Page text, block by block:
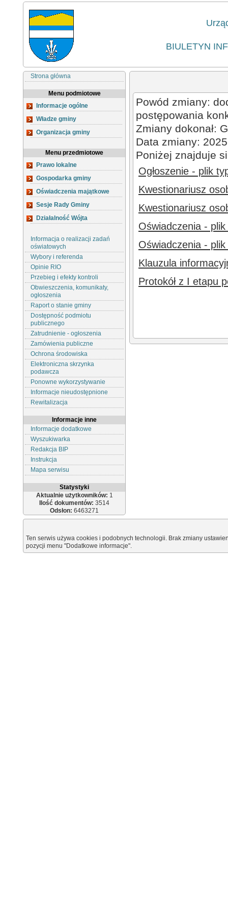
BIULETYN
Strona główna
Menu podmiotowe
Informacje ogólne
Władze gminy
Organizacja gminy
Menu przedmiotowe
Prawo lokalne
Gospodarka gminy
Oświadczenia majątkowe
Sesje Rady Gminy
Działalność Wójta
Informacja o realizacji zadań
oświatowych
Wybory i referenda
Opinie RIO
Przebieg i efekty kontroli
Obwieszczenia, komunikaty,
ogłoszenia
Raport o stanie gminy
Dostępność podmiotu
publicznego
Zatrudnienie - ogłoszenia
Zamówienia publiczne
Ochrona środowiska
Elektroniczna skrzynka
podawcza
Ponowne wykorzystywanie
Informacje nieudostępnione
Rewitalizacja
Informacje inne
Informacje dodatkowe
Wyszukiwarka
Redakcja BIP
Instrukcja
Mapa serwisu
Statystyki
Aktualnie użytkowników: 1
Ilość dokumentów: 3514
Odsłon: 6463271
Powód zmiany:
postępowania
Zmiany dokonał:
Data zmiany:
Poniżej znajduje
Ogłoszenie - plik
Kwestionariusz
Kwestionariusz
Oświadczenia -
Oświadczenia -
Klauzula
Protokół z I etapu
Ten serwis używa cookies i podobnych technologii. Brak zmiany
pozycji menu "Dodatkowe informacje".